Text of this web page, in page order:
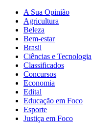
A Sua Opinião
Agricultura
Beleza
Bem-estar
Brasil
Ciências e Tecnologia
Classificados
Concursos
Economia
Edital
Educação em Foco
Esporte
Justiça em Foco